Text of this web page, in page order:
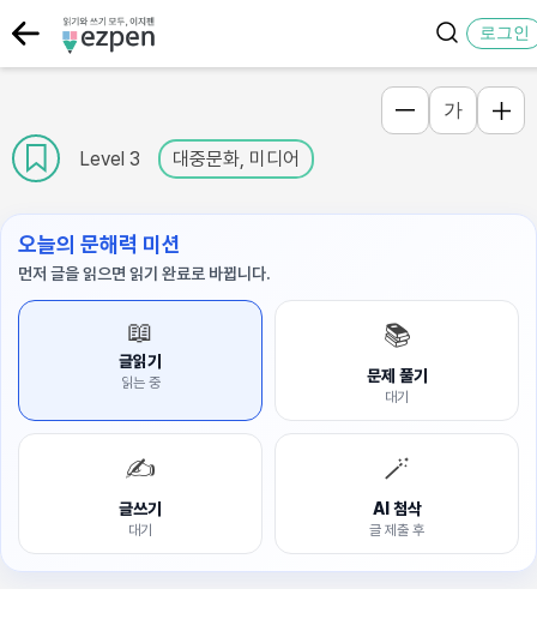
로그인
Level 3 대중문화, 미디어
가
오늘의 문해력 미션
먼저 글을 읽으면 읽기 완료로 바뀝니다.
📖
글읽기
읽는 중
📚
문제 풀기
대기
✍️
글쓰기
대기
🪄
AI 첨삭
글 제출 후